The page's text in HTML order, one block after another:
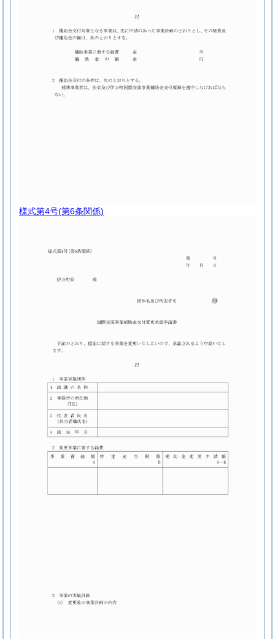
様式第4号(第6条関係)